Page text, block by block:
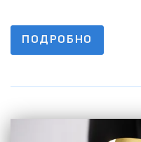
ПОДРОБНО